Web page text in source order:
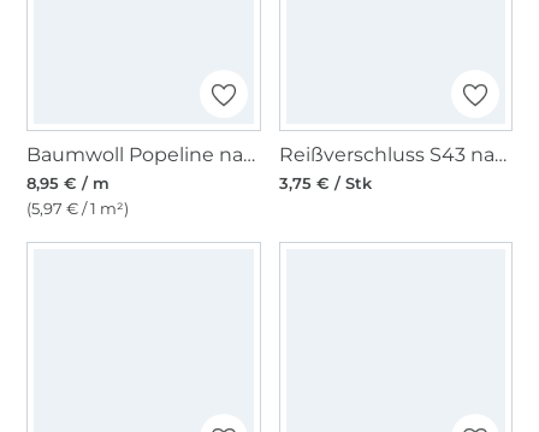
Baumwoll Popeline navy
8,95 € / m
(5,97 € / 1 m²)
Reißverschluss S43 nahtverdeckt dunkelblau
3,75 € / Stk